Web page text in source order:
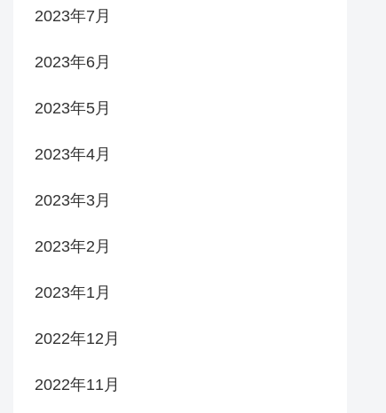
2023年7月
2023年6月
2023年5月
2023年4月
2023年3月
2023年2月
2023年1月
2022年12月
2022年11月